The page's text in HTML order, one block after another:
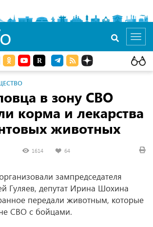
в зону СВО
корма и лекарства
животных
1614 64
зампредседателя
Гуляев, депутат Ирина Шохина
передали животным, которые
СВО с бойцами.